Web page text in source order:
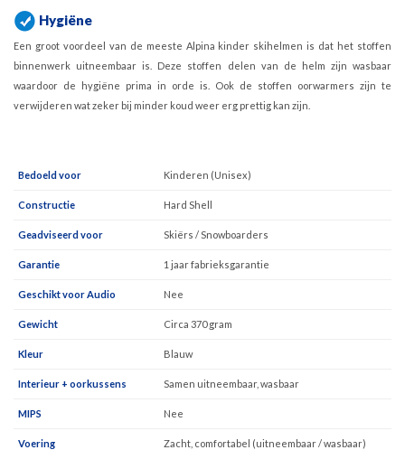
Hygiëne
Een groot voordeel van de meeste Alpina kinder skihelmen is dat het stoffen
binnenwerk uitneembaar is. Deze stoffen delen van de helm zijn wasbaar
waardoor de hygiëne prima in orde is. Ook de stoffen oorwarmers zijn te
verwijderen wat zeker bij minder koud weer erg prettig kan zijn.
Bedoeld voor Kinderen (Unisex)
Constructie Hard Shell
Geadviseerd voor Skiërs / Snowboarders
Garantie 1 jaar fabrieksgarantie
Geschikt voor Audio Nee
Gewicht Circa 370 gram
Kleur Blauw
Interieur + oorkussens Samen uitneembaar, wasbaar
MIPS Nee
Voering Zacht, comfortabel (uitneembaar / wasbaar)